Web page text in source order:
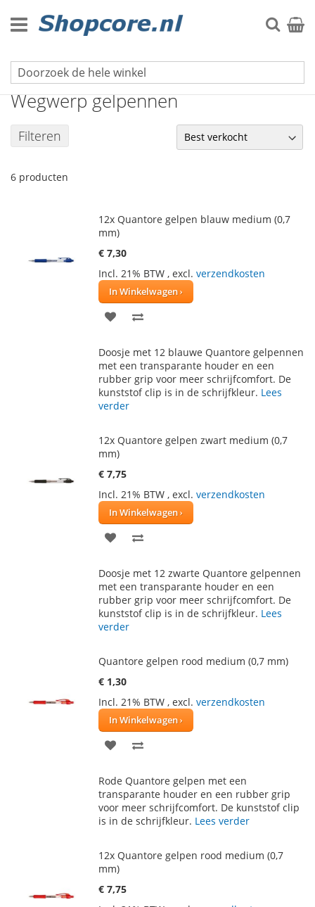
naar
de
Zoek
Schrijfwaren
Wegwerp gelpennen
Filteren
6 producten
12x Quantore gelpen blauw medium (0,7
mm)
€ 7,30
Incl. 21% BTW , excl. verzendkosten
In Winkelwagen
VOEG
AAN
VERLANGLIJST
TE
VERGELIJKEN
Doosje met 12 blauwe Quantore gelpennen
met een transparante houder en een
rubber grip voor meer schrijfcomfort. De
kunststof clip is in de schrijfkleur. Lees
verder
12x Quantore gelpen zwart medium (0,7
mm)
€ 7,75
Incl. 21% BTW , excl. verzendkosten
In Winkelwagen
VOEG
AAN
VERLANGLIJST
TE
VERGELIJKEN
Doosje met 12 zwarte Quantore gelpennen
met een transparante houder en een
rubber grip voor meer schrijfcomfort. De
kunststof clip is in de schrijfkleur. Lees
verder
Quantore gelpen rood medium (0,7 mm)
€ 1,30
Incl. 21% BTW , excl. verzendkosten
In Winkelwagen
VOEG
AAN
VERLANGLIJST
TE
VERGELIJKEN
Rode Quantore gelpen met een
transparante houder en een rubber grip
voor meer schrijfcomfort. De kunststof clip
is in de schrijfkleur. Lees verder
12x Quantore gelpen rood medium (0,7
mm)
€ 7,75